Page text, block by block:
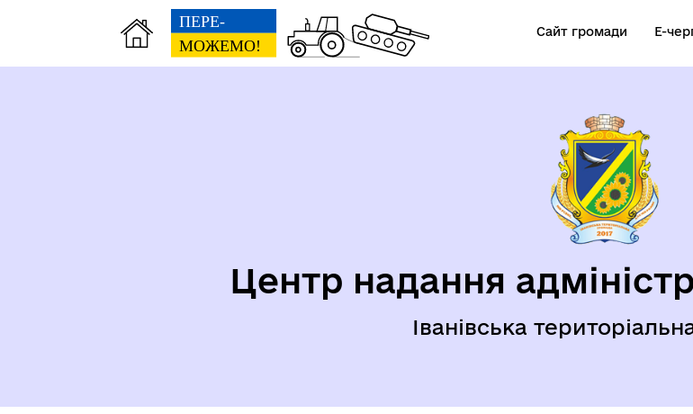
Сайт громади Е-
Центр надання
Іванівська